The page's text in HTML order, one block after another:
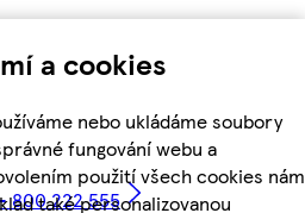
a cookies
nebo ukládáme soubory
fungování webu a
použití všech cookies nám
také personalizovanou
800 222 555